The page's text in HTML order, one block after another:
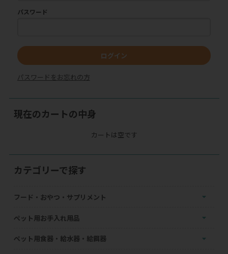
パスワード
ログイン
パスワードをお忘れの方
現在のカートの中身
カートは空です
カテゴリーで探す
フード・おやつ・サプリメント
ペット用お手入れ用品
ペット用食器・給水器・給餌器